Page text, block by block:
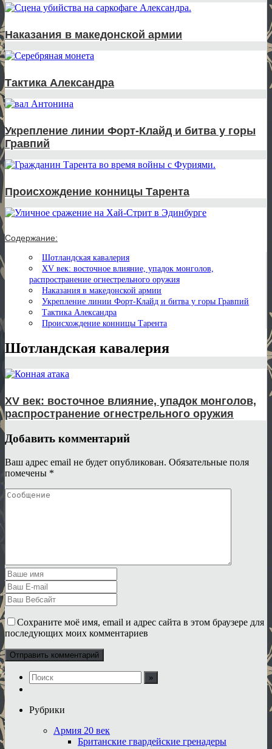
Наказания в македонской армии
Тактика Александра
Укрепление линии Форт-Клайд и битва у горы
Гравпий
Происхождение конницы Тарента
Содержание:
Шотландская кавалерия
XV век: восточное влияние, упадок монголов,
распространение огнестрельного оружия
Наказания в македонской армии
Укрепление линии Форт-Клайд и битва у горы Гравпий
Тактика Александра
Происхождение конницы Тарента
Шотландская кавалерия
XV век: восточное влияние, упадок монголов,
распространение огнестрельного оружия
Добавить комментарий
Ваш адрес email не будет опубликован. Обязательные поля
помечены *
Сохраните моё имя, email и адрес сайта в этом браузере для
последующих моих комментариев
Рубрики
Армия 20 век
Британские гвардейские гренадеры